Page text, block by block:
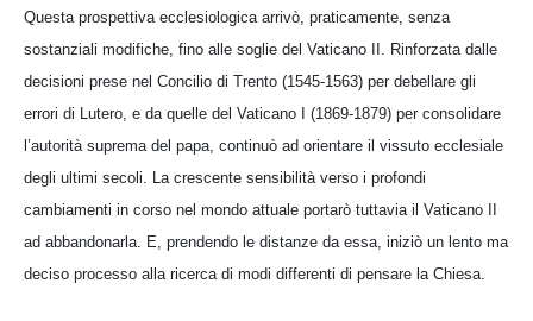
Questa prospettiva ecclesiologica arrivò, praticamente, senza
sostanziali modifiche, fino alle soglie del Vaticano II. Rinforzata dalle
decisioni prese nel Concilio di Trento (1545-1563) per debellare gli
errori di Lutero, e da quelle del Vaticano I (1869-1879) per consolidare
l’autorità suprema del papa, continuò ad orientare il vissuto ecclesiale
degli ultimi secoli. La crescente sensibilità verso i profondi
cambiamenti in corso nel mondo attuale portarò tuttavia il Vaticano II
ad abbandonarla. E, prendendo le distanze da essa, iniziò un lento ma
deciso processo alla ricerca di modi differenti di pensare la Chiesa.